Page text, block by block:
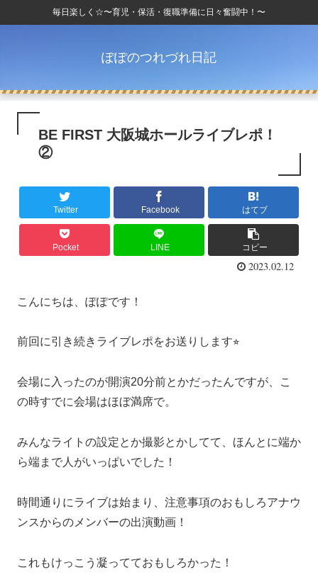
毎日楽しく☆〜育児・保活・復職準備に日々奮闘中！〜
ぽぽのつれづれ日記
BE FIRST 大阪城ホールライブレポ！
②
Twitter Facebook はてブ
Pocket LINE コピー
2023.02.12
こんにちは、ぽぽです！
前回に引き続きライブレポをお送りします⭐︎
会場に入ったのが開演20分前とかだったんですが、こ
の時すでに会場はほぼ満席で。
みんなライトの設定とか撮影とかしてて、ほんとに端か
ら端まで人がいっぱいでした！
時間通りにライブは始まり、注意事項のおもしろアナウ
ンスからのメンバーの出演動画！
これもけっこう凝ってておもしろかった！